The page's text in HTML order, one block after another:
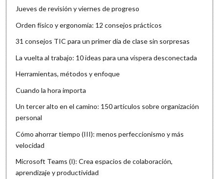
Jueves de revisión y viernes de progreso
Orden físico y ergonomía: 12 consejos prácticos
31 consejos TIC para un primer día de clase sin sorpresas
La vuelta al trabajo: 10 ideas para una víspera desconectada
Herramientas, métodos y enfoque
Cuando la hora importa
Un tercer alto en el camino: 150 artículos sobre organización
personal
Cómo ahorrar tiempo (III): menos perfeccionismo y más
velocidad
Microsoft Teams (I): Crea espacios de colaboración,
aprendizaje y productividad